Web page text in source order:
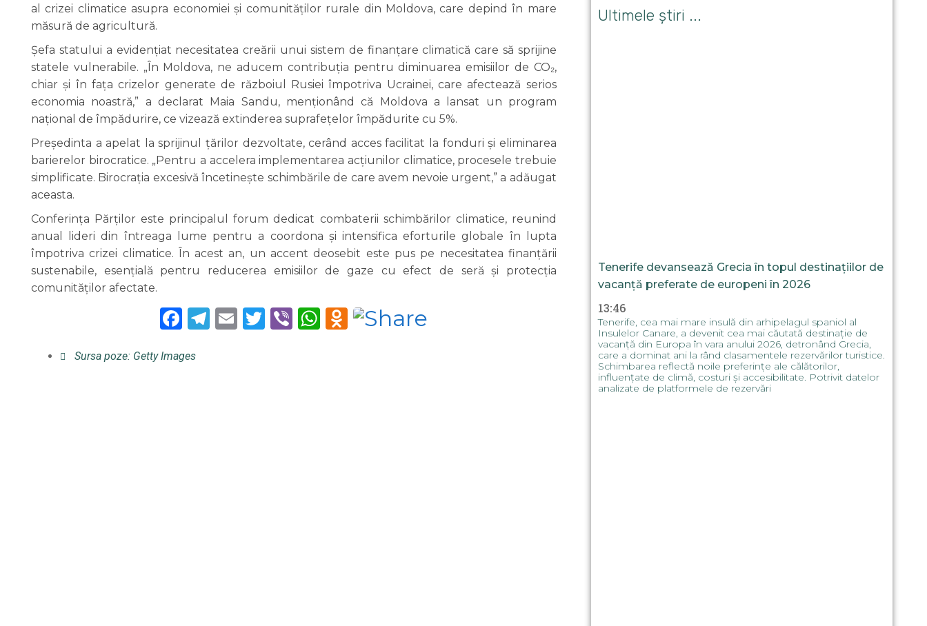
al crizei climatice asupra economiei și comunităților rurale din Moldova, care depind în mare
măsură de agricultură.
Șefa statului a evidențiat necesitatea creării unui sistem de finanțare climatică care să sprijine
statele vulnerabile. „În Moldova, ne aducem contribuția pentru diminuarea emisiilor de CO₂,
chiar și în fața crizelor generate de războiul Rusiei împotriva Ucrainei, care afectează serios
economia noastră,” a declarat Maia Sandu, menționând că Moldova a lansat un program
național de împădurire, ce vizează extinderea suprafețelor împădurite cu 5%.
Președinta a apelat la sprijinul țărilor dezvoltate, cerând acces facilitat la fonduri și eliminarea
barierelor birocratice. „Pentru a accelera implementarea acțiunilor climatice, procesele trebuie
simplificate. Birocrația excesivă încetinește schimbările de care avem nevoie urgent,” a adăugat
aceasta.
Conferința Părților este principalul forum dedicat combaterii schimbărilor climatice, reunind
anual lideri din întreaga lume pentru a coordona și intensifica eforturile globale în lupta
împotriva crizei climatice. În acest an, un accent deosebit este pus pe necesitatea finanțării
sustenabile, esențială pentru reducerea emisiilor de gaze cu efect de seră și protecția
comunităților afectate.
Facebook
Telegram
Email
Twitter
ViberWhatsApp
Odnoklassniki
Sursa poze: Getty Images
Ultimele știri ...
Tenerife devansează Grecia în topul destinațiilor de
vacanță preferate de europeni în 2026
13:46
Tenerife, cea mai mare insulă din arhipelagul spaniol al
Insulelor Canare, a devenit cea mai căutată destinație de
vacanță din Europa în vara anului 2026, detronând Grecia,
care a dominat ani la rând clasamentele rezervărilor turistice.
Schimbarea reflectă noile preferințe ale călătorilor,
influențate de climă, costuri și accesibilitate. Potrivit datelor
analizate de platformele de rezervări